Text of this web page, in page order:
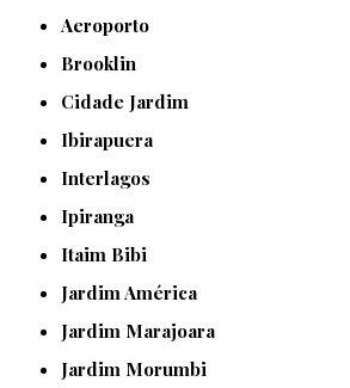
Aeroporto
Brooklin
Cidade Jardim
Ibirapuera
Interlagos
Ipiranga
Itaim Bibi
Jardim América
Jardim Marajoara
Jardim Morumbi